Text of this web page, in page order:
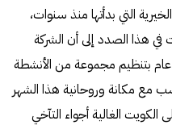
التي بدأتها منذ سنوات،
في هذا الصدد إلى أن الشركة
بتنظيم مجموعة من الأنشطة
مع مكانة وروحانية هذا الشهر
الغالية أجواء التآخي